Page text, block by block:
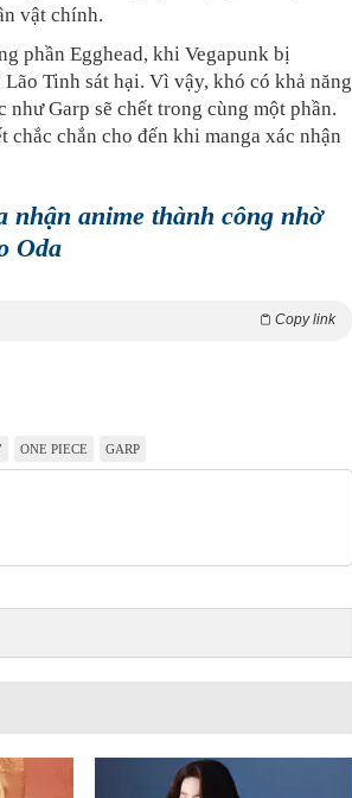
vật chính.
phần Egghead, khi Vegapunk bị
Tinh sát hại. Vì vậy, khó có khả năng
như Garp sẽ chết trong cùng một phần.
chắc chắn cho đến khi manga xác nhận
nhận anime thành công nhờ
Oda
Copy link
ONE PIECE GARP